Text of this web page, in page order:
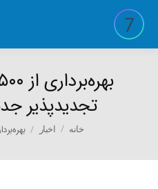
تجدیدپذیر
You are here:
خانه اخبار بهره‌برداری از ۵۰۰